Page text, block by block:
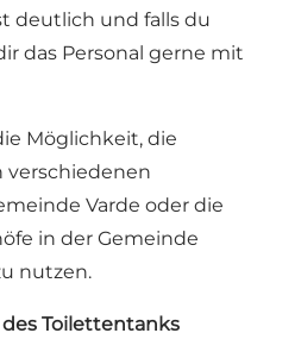
deutlich und falls du
das Personal gerne mit
Möglichkeit, die
Varde oder die
in der Gemeinde
nutzen.
Toilettentanks